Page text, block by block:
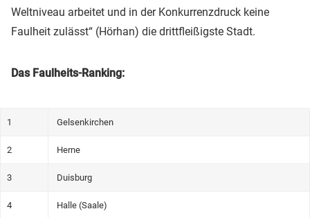
Weltniveau arbeitet und in der Konkurrenzdruck keine
Faulheit zulässt“ (Hörhan) die drittfleißigste Stadt.
Das Faulheits-Ranking:
1 Gelsenkirchen
2 Herne
3 Duisburg
4 Halle (Saale)